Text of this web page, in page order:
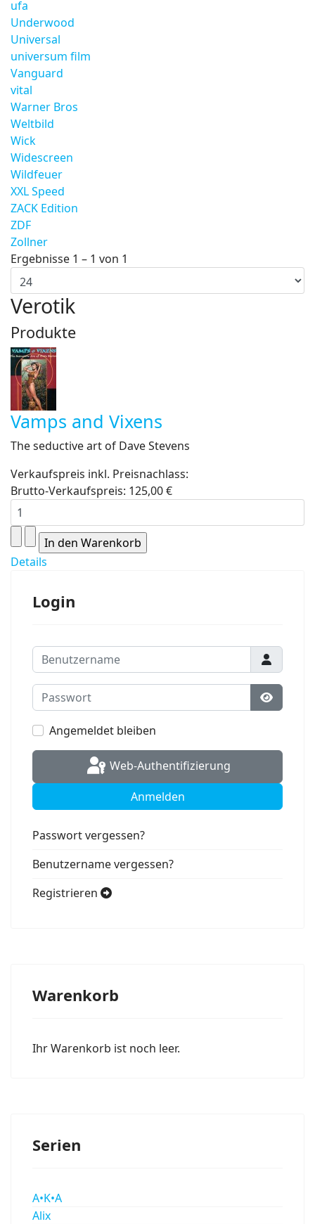
ufa
Underwood
Universal
universum film
Vanguard
vital
Warner Bros
Weltbild
Wick
Widescreen
Wildfeuer
XXL Speed
ZACK Edition
ZDF
Zollner
Ergebnisse 1 – 1 von 1
Verotik
Produkte
Vamps and Vixens
The seductive art of Dave Stevens
Verkaufspreis inkl. Preisnachlass:
Brutto-Verkaufspreis: 125,00 €
Details
Login
Benutzername
Passwort
Angemeldet bleiben
Web-Authentifizierung
Anmelden
Passwort vergessen?
Benutzername vergessen?
Registrieren
Warenkorb
Ihr Warenkorb ist noch leer.
Serien
A•K•A
Alix